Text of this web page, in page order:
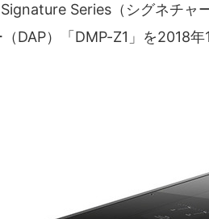
Series（シグネチャ
DAP）「DMP-Z1」を2018年